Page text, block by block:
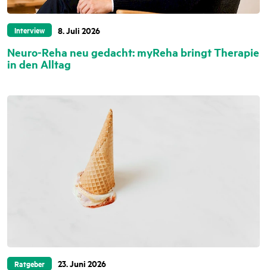
Interview 8. Juli 2026
Neuro-Reha neu gedacht: myReha bringt Therapie
in den Alltag
Ratgeber 23. Juni 2026